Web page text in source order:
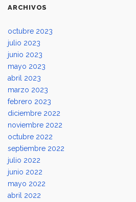
ARCHIVOS
octubre 2023
julio 2023
junio 2023
mayo 2023
abril 2023
marzo 2023
febrero 2023
diciembre 2022
noviembre 2022
octubre 2022
septiembre 2022
julio 2022
junio 2022
mayo 2022
abril 2022